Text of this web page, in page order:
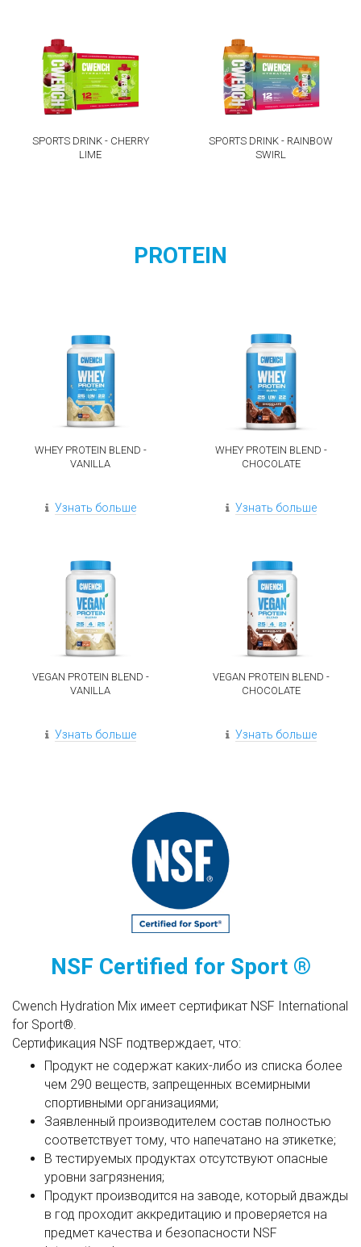
SPORTS DRINK - CHERRY
LIME
SPORTS DRINK - RAINBOW
SWIRL
PROTEIN
WHEY PROTEIN BLEND -
VANILLA
Узнать больше
WHEY PROTEIN BLEND -
CHOCOLATE
Узнать больше
VEGAN PROTEIN BLEND -
VANILLA
Узнать больше
VEGAN PROTEIN BLEND -
CHOCOLATE
Узнать больше
NSF Certified for Sport ®
Cwench Hydration Mix имеет сертификат NSF International
for Sport®.
Сертификация NSF подтверждает, что:
Продукт не содержат каких-либо из списка более
чем 290 веществ, запрещенных всемирными
спортивными организациями;
Заявленный производителем состав полностью
соответствует тому, что напечатано на этикетке;
В тестируемых продуктах отсутствуют опасные
уровни загрязнения;
Продукт производится на заводе, который дважды
в год проходит аккредитацию и проверяется на
предмет качества и безопасности NSF